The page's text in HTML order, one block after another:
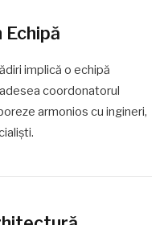
implică o echipă
coordonatorul
armonios cu ingineri,